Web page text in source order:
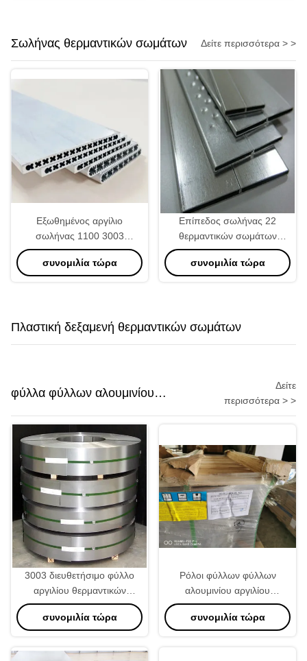
Σωλήνας θερμαντικών σωμάτων Δείτε περισσότερα > >
Εξωθημένος αργίλιο
σωλήνας 1100 3003
καναλιών μικροϋπολογιστών
για τον αεροψυχραντήρα
συνομιλία τώρα
Επίπεδος σωλήνας 22
θερμαντικών σωμάτων
αργιλίου φωτεινότητας
μορφής υψηλός * 2.0mm
συνομιλία τώρα
Πλαστική δεξαμενή θερμαντικών σωμάτων
φύλλα φύλλων αλουμινίου
Δείτε
περισσότερα > >
3003 διευθετήσιμο φύλλο
αργιλίου θερμαντικών
σωμάτων βαθμού που
συσκευάζει 1700mm OD.
συνομιλία τώρα
Ρόλοι φύλλων φύλλων
αλουμινίου αργιλίου
θερμαντικών σωμάτων του
φύλλου αλουμινίου 2400mm
συνομιλία τώρα